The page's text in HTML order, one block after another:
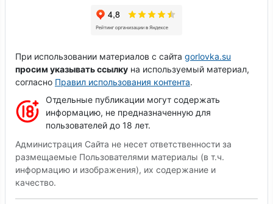
При использовании материалов с сайта gorlovka.su
просим указывать ссылку на используемый материал,
согласно Правил использования контента.
Отдельные публикации могут содержать
информацию, не предназначенную для
пользователей до 18 лет.
Администрация Сайта не несет ответственности за
размещаемые Пользователями материалы (в т.ч.
информацию и изображения), их содержание и
качество.